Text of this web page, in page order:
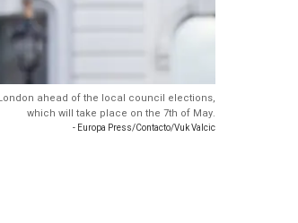
ahead of the local council elections,
which will take place on the 7th of May.
- Europa Press/Contacto/Vuk Valcic